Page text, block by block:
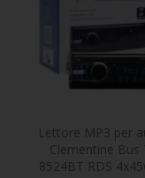
Lettore MP3 per
Clementine Bus
8524BT RDS